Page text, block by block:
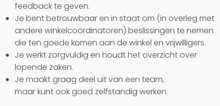
feedback te geven.
Je bent betrouwbaar en in staat om (in overleg met
andere winkelcoördinatoren) beslissingen te nemen
die ten goede komen aan de winkel en vrijwilligers.
Je werkt zorgvuldig en houdt het overzicht over
lopende zaken.
Je maakt graag deel uit van een team,
maar kunt ook goed zelfstandig werken.